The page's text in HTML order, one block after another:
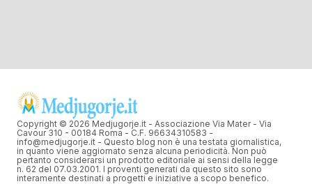
Copyright © 2026 Medjugorje.it - Associazione Via Mater - Via
Cavour 310 - 00184 Roma - C.F. 96634310583 -
info@medjugorje.it - Questo blog non è una testata giornalistica,
in quanto viene aggiornato senza alcuna periodicità. Non può
pertanto considerarsi un prodotto editoriale ai sensi della legge
n. 62 del 07.03.2001. I proventi generati da questo sito sono
interamente destinati a progetti e iniziative a scopo benefico.